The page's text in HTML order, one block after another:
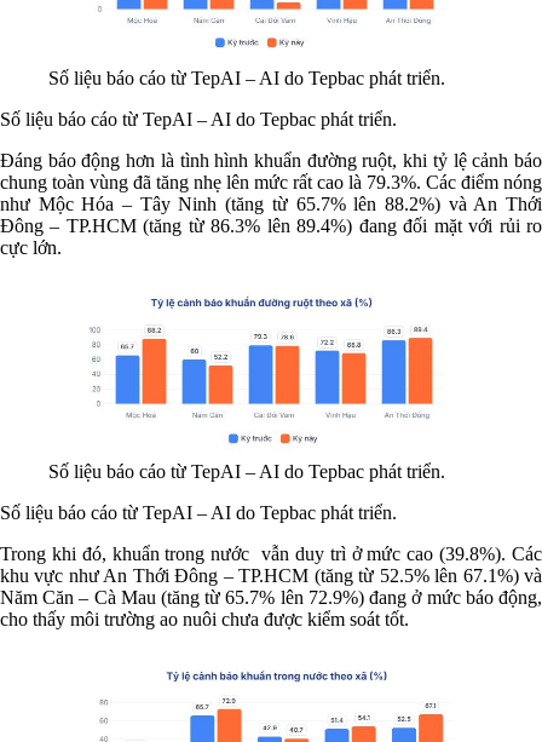
Số liệu báo cáo từ TepAI – AI do Tepbac phát triển.
Số liệu báo cáo từ TepAI – AI do Tepbac phát triển.
Đáng báo động hơn là tình hình khuẩn đường ruột, khi tỷ lệ cảnh báo
chung toàn vùng đã tăng nhẹ lên mức rất cao là 79.3%. Các điểm nóng
như Mộc Hóa – Tây Ninh (tăng từ 65.7% lên 88.2%) và An Thới
Đông – TP.HCM (tăng từ 86.3% lên 89.4%) đang đối mặt với rủi ro
cực lớn.
Số liệu báo cáo từ TepAI – AI do Tepbac phát triển.
Số liệu báo cáo từ TepAI – AI do Tepbac phát triển.
Trong khi đó, khuẩn trong nước vẫn duy trì ở mức cao (39.8%). Các
khu vực như An Thới Đông – TP.HCM (tăng từ 52.5% lên 67.1%) và
Năm Căn – Cà Mau (tăng từ 65.7% lên 72.9%) đang ở mức báo động,
cho thấy môi trường ao nuôi chưa được kiểm soát tốt.